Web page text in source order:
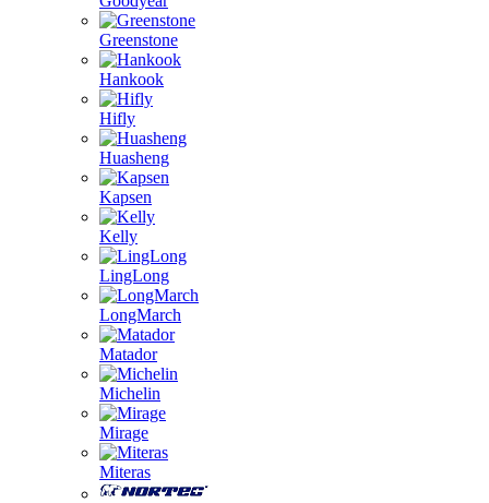
Greenstone
Hankook
Hifly
Huasheng
Kapsen
Kelly
LingLong
LongMarch
Matador
Michelin
Mirage
Miteras